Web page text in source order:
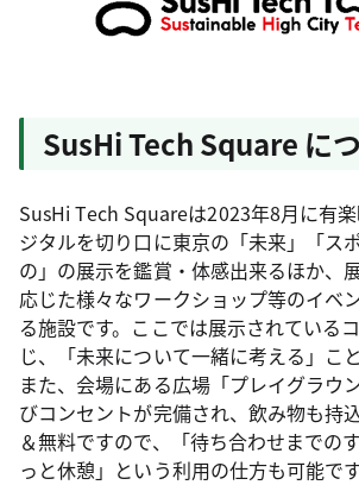
SusHi Tech Square に
SusHi Tech Squareは2023年8月に有
ジタルを切り口に東京の「未来」「ス
の」の展示を鑑賞・体感出来るほか、
応じた様々なワークショップ等のイベ
る施設です。ここでは展示されている
じ、「未来について一緒に考える」こ
また、会場にある広場「プレイグラウ
びコンセントが完備され、飲み物も持
＆無料ですので、「待ち合わせまでの
っと休憩」という利用の仕方も可能です